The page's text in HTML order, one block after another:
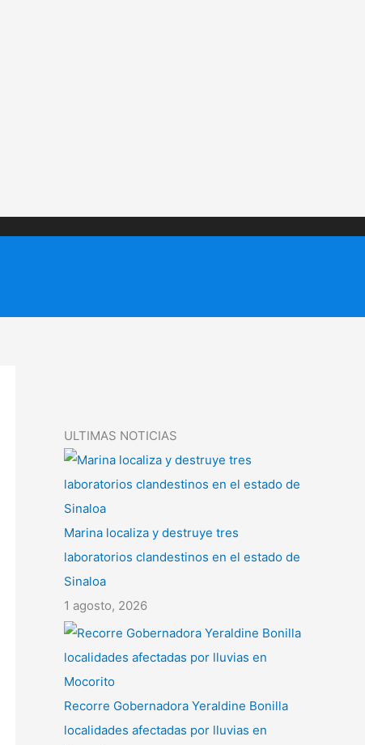
ULTIMAS NOTICIAS
Marina localiza y destruye tres
laboratorios clandestinos en el estado de
Sinaloa
1 agosto, 2026
Recorre Gobernadora Yeraldine Bonilla
localidades afectadas por lluvias en